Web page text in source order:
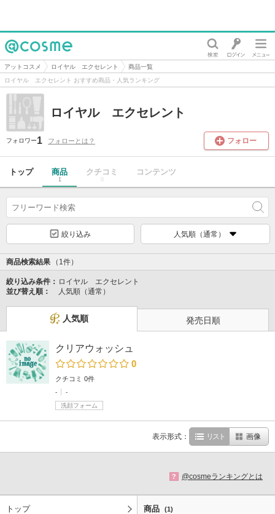
@cosme
アットコスメ ロイヤル エクセレント
商品一覧
ロイヤル エクセレント おすすめ商品・人気ランキング
ロイヤル エクセレント
フォロワー1 フォローとは？ フォロー
トップ 商品
1
クチコミ
0
コンテンツ
絞り込み 人気順（通常）
商品検索結果 （1件）
絞り込み条件： ロイヤル エクセレント
並び替え順：
人気順（通常）
人気順 発売日順
クリアウォッシュ
0
クチコミ 0件
-
-
洗顔フォーム
表示形式： リスト 画像
? @cosmeランキングとは
トップ 商品 (1)